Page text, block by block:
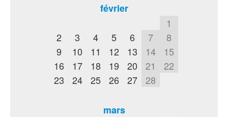
février
1
2
3 4 5 6 7
8
9
10 11 12 13 14
15
16
17 18 19 20 21
22
23
24 25 26 27 28
mars